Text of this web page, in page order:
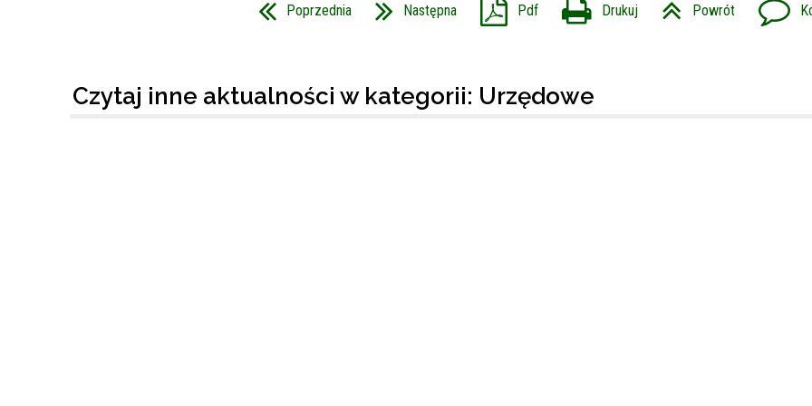
Poprzednia Następna Pdf Drukuj Powrót
Czytaj inne aktualności w kategorii: Urzędowe